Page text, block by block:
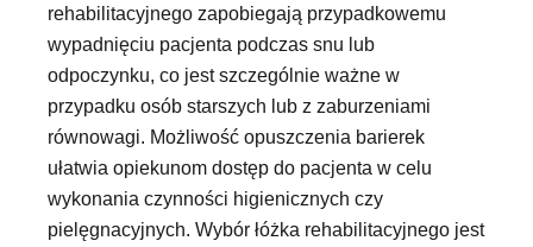
rehabilitacyjnego zapobiegają przypadkowemu
wypadnięciu pacjenta podczas snu lub
odpoczynku, co jest szczególnie ważne w
przypadku osób starszych lub z zaburzeniami
równowagi. Możliwość opuszczenia barierek
ułatwia opiekunom dostęp do pacjenta w celu
wykonania czynności higienicznych czy
pielęgnacyjnych. Wybór łóżka rehabilitacyjnego jest